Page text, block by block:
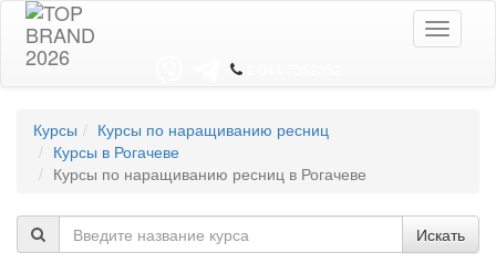
Toggle
Курсы
Курсы по наращиванию ресниц
Курсы в Рогачеве
Курсы по наращиванию ресниц в Рогачеве
Искать